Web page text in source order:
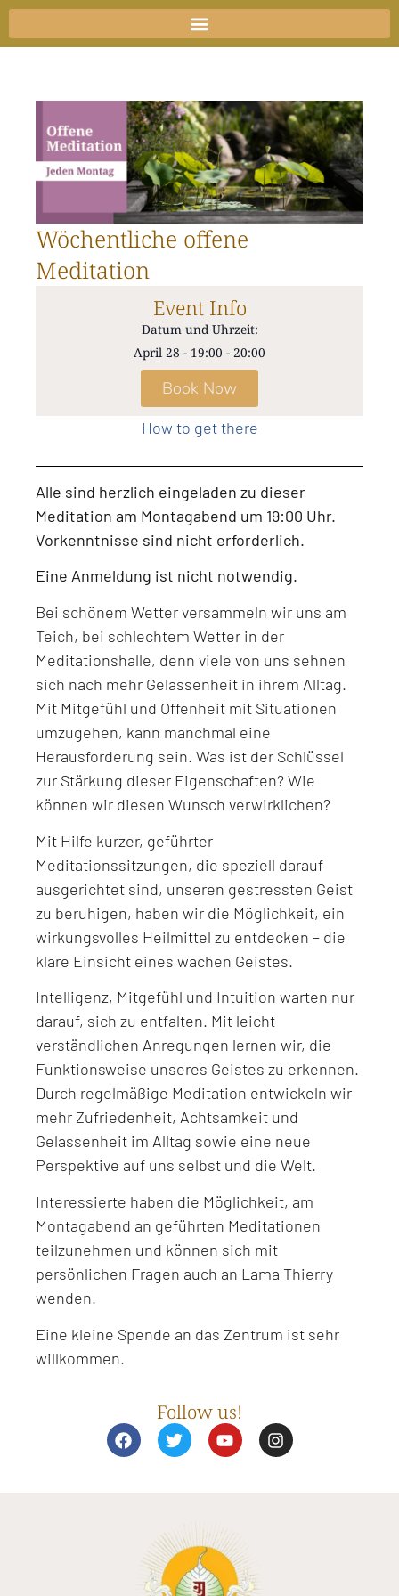
Zum
Inhalt
Wöchentliche offene
Meditation
Event Info
Datum und Uhrzeit:
April 28 - 19:00 - 20:00
Book Now
How to get there
Alle sind herzlich eingeladen zu dieser
Meditation am Montagabend um 19:00 Uhr.
Vorkenntnisse sind nicht erforderlich.
Eine Anmeldung ist nicht notwendig.
Bei schönem Wetter versammeln wir uns am
Teich, bei schlechtem Wetter in der
Meditationshalle, denn viele von uns sehnen
sich nach mehr Gelassenheit in ihrem Alltag.
Mit Mitgefühl und Offenheit mit Situationen
umzugehen, kann manchmal eine
Herausforderung sein. Was ist der Schlüssel
zur Stärkung dieser Eigenschaften? Wie
können wir diesen Wunsch verwirklichen?
Mit Hilfe kurzer, geführter
Meditationssitzungen, die speziell darauf
ausgerichtet sind, unseren gestressten Geist
zu beruhigen, haben wir die Möglichkeit, ein
wirkungsvolles Heilmittel zu entdecken – die
klare Einsicht eines wachen Geistes.
Intelligenz, Mitgefühl und Intuition warten nur
darauf, sich zu entfalten. Mit leicht
verständlichen Anregungen lernen wir, die
Funktionsweise unseres Geistes zu erkennen.
Durch regelmäßige Meditation entwickeln wir
mehr Zufriedenheit, Achtsamkeit und
Gelassenheit im Alltag sowie eine neue
Perspektive auf uns selbst und die Welt.
Interessierte haben die Möglichkeit, am
Montagabend an geführten Meditationen
teilzunehmen und können sich mit
persönlichen Fragen auch an Lama Thierry
wenden.
Eine kleine Spende an das Zentrum ist sehr
willkommen.
Follow us!
F
a
T
w
r
Y
o
e
I
n